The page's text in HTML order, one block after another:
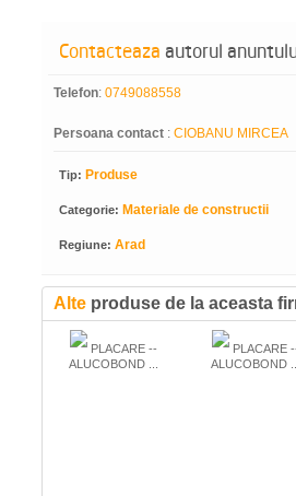
Contacteaza autorul
Telefon: 0749088558
Persoana contact : CIOBANU MIRCEA
Tip: Produse
Categorie: Materiale de constructii
Regiune: Arad
Alte produse de la aceasta
PLACARE --
ALUCOBOND ...
PLACARE
ALUCOBOND